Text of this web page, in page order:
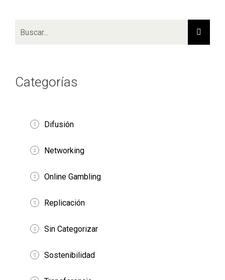
Categorías
Difusión
Networking
Online Gambling
Replicación
Sin Categorizar
Sostenibilidad